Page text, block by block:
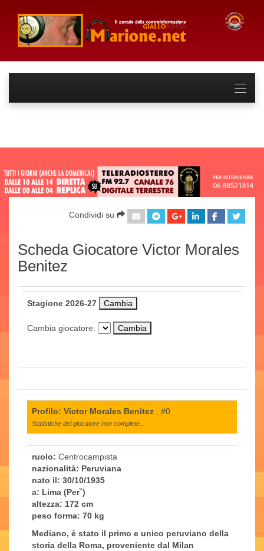
Condividi su
Scheda Giocatore Victor Morales
Benitez
Stagione 2026-27
Cambia giocatore:
Profilo: Victor Morales Benitez , #0
Statistiche del giocatore non complete...
ruolo: Centrocampista
nazionalità: Peruviana
nato il: 30/10/1935
a: Lima (Per˘)
altezza: 172 cm
peso forma: 70 kg
Mediano, è stato il primo e unico peruviano della
storia della Roma, proveniente dal Milan